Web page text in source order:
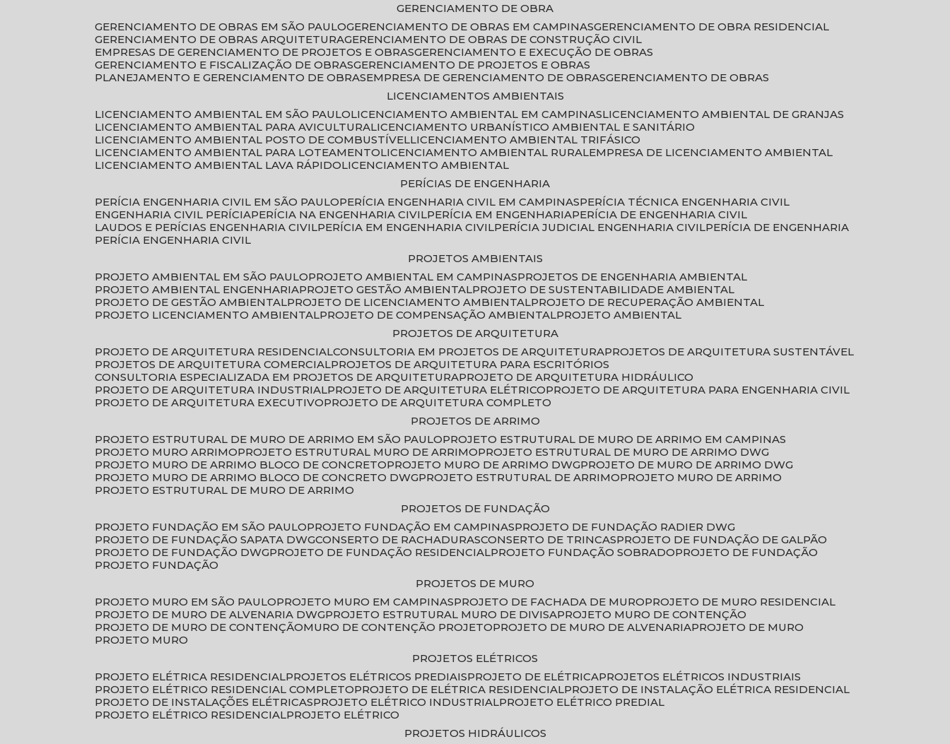
GERENCIAMENTO DE OBRA
GERENCIAMENTO DE OBRAS EM SÃO PAULO
GERENCIAMENTO DE OBRAS EM CAMPINAS
GERENCIAMENTO DE OBRA RESIDENCIAL
GERENCIAMENTO DE OBRAS ARQUITETURA
GERENCIAMENTO DE OBRAS DE CONSTRUÇÃO CIVIL
EMPRESAS DE GERENCIAMENTO DE PROJETOS E OBRAS
GERENCIAMENTO E EXECUÇÃO DE OBRAS
GERENCIAMENTO E FISCALIZAÇÃO DE OBRAS
GERENCIAMENTO DE PROJETOS E OBRAS
PLANEJAMENTO E GERENCIAMENTO DE OBRAS
EMPRESA DE GERENCIAMENTO DE OBRAS
GERENCIAMENTO DE OBRAS
LICENCIAMENTOS AMBIENTAIS
LICENCIAMENTO AMBIENTAL EM SÃO PAULO LICENCIAMENTO AMBIENTAL EM CAMPINAS LICENCIAMENTO AMBIENTAL DE GRANJAS
LICENCIAMENTO AMBIENTAL PARA AVICULTURA LICENCIAMENTO URBANÍSTICO AMBIENTAL E SANITÁRIO
LICENCIAMENTO AMBIENTAL POSTO DE COMBUSTÍVEL LICENCIAMENTO AMBIENTAL TRIFÁSICO
LICENCIAMENTO AMBIENTAL PARA LOTEAMENTO LICENCIAMENTO AMBIENTAL RURAL EMPRESA DE LICENCIAMENTO AMBIENTAL
LICENCIAMENTO AMBIENTAL LAVA RÁPIDO LICENCIAMENTO AMBIENTAL
PERÍCIAS DE ENGENHARIA
PERÍCIA ENGENHARIA CIVIL EM SÃO PAULO
PERÍCIA ENGENHARIA CIVIL EM CAMPINAS
PERÍCIA TÉCNICA ENGENHARIA CIVIL
ENGENHARIA CIVIL PERÍCIA
PERÍCIA NA ENGENHARIA CIVIL PERÍCIA EM ENGENHARIA
PERÍCIA DE ENGENHARIA CIVIL
LAUDOS E PERÍCIAS ENGENHARIA CIVIL
PERÍCIA EM ENGENHARIA CIVIL PERÍCIA JUDICIAL ENGENHARIA CIVIL
PERÍCIA DE ENGENHARIA
PERÍCIA ENGENHARIA CIVIL
PROJETOS AMBIENTAIS
PROJETO AMBIENTAL EM SÃO PAULO
PROJETO AMBIENTAL EM CAMPINAS
PROJETOS DE ENGENHARIA AMBIENTAL
PROJETO AMBIENTAL ENGENHARIA
PROJETO GESTÃO AMBIENTAL
PROJETO DE SUSTENTABILIDADE AMBIENTAL
PROJETO DE GESTÃO AMBIENTAL
PROJETO DE LICENCIAMENTO AMBIENTAL
PROJETO DE RECUPERAÇÃO AMBIENTAL
PROJETO LICENCIAMENTO AMBIENTAL
PROJETO DE COMPENSAÇÃO AMBIENTAL
PROJETO AMBIENTAL
PROJETOS DE ARQUITETURA
PROJETO DE ARQUITETURA RESIDENCIAL CONSULTORIA EM PROJETOS DE ARQUITETURA
PROJETOS DE ARQUITETURA SUSTENTÁVEL
PROJETOS DE ARQUITETURA COMERCIAL
PROJETOS DE ARQUITETURA PARA ESCRITÓRIOS
CONSULTORIA ESPECIALIZADA EM PROJETOS DE ARQUITETURA
PROJETO DE ARQUITETURA HIDRÁULICO
PROJETO DE ARQUITETURA INDUSTRIAL
PROJETO DE ARQUITETURA ELÉTRICO
PROJETO DE ARQUITETURA PARA ENGENHARIA CIVIL
PROJETO DE ARQUITETURA EXECUTIVO
PROJETO DE ARQUITETURA COMPLETO
PROJETOS DE ARRIMO
PROJETO ESTRUTURAL DE MURO DE ARRIMO EM SÃO PAULO
PROJETO ESTRUTURAL DE MURO DE ARRIMO EM CAMPINAS
PROJETO MURO ARRIMO
PROJETO ESTRUTURAL MURO DE ARRIMO
PROJETO ESTRUTURAL DE MURO DE ARRIMO DWG
PROJETO MURO DE ARRIMO BLOCO DE CONCRETO
PROJETO MURO DE ARRIMO DWG
PROJETO DE MURO DE ARRIMO DWG
PROJETO MURO DE ARRIMO BLOCO DE CONCRETO DWG
PROJETO ESTRUTURAL DE ARRIMO
PROJETO MURO DE ARRIMO
PROJETO ESTRUTURAL DE MURO DE ARRIMO
PROJETOS DE FUNDAÇÃO
PROJETO FUNDAÇÃO EM SÃO PAULO
PROJETO FUNDAÇÃO EM CAMPINAS
PROJETO DE FUNDAÇÃO RADIER DWG
PROJETO DE FUNDAÇÃO SAPATA DWG CONSERTO DE RACHADURAS CONSERTO DE TRINCAS
PROJETO DE FUNDAÇÃO DE GALPÃO
PROJETO DE FUNDAÇÃO DWG
PROJETO DE FUNDAÇÃO RESIDENCIAL PROJETO FUNDAÇÃO SOBRADO
PROJETO DE FUNDAÇÃO
PROJETO FUNDAÇÃO
PROJETOS DE MURO
PROJETO MURO EM SÃO PAULO
PROJETO MURO EM CAMPINAS PROJETO DE FACHADA DE MURO
PROJETO DE MURO RESIDENCIAL
PROJETO DE MURO DE ALVENARIA DWG
PROJETO ESTRUTURAL MURO DE DIVISA
PROJETO MURO DE CONTENÇÃO
PROJETO DE MURO DE CONTENÇÃO
MURO DE CONTENÇÃO PROJETO PROJETO DE MURO DE ALVENARIA
PROJETO DE MURO
PROJETO MURO
PROJETOS ELÉTRICOS
PROJETO ELÉTRICA RESIDENCIAL
PROJETOS ELÉTRICOS PREDIAIS PROJETO DE ELÉTRICA
PROJETOS ELÉTRICOS INDUSTRIAIS
PROJETO ELÉTRICO RESIDENCIAL COMPLETO
PROJETO DE ELÉTRICA RESIDENCIAL
PROJETO DE INSTALAÇÃO ELÉTRICA RESIDENCIAL
PROJETO DE INSTALAÇÕES ELÉTRICAS
PROJETO ELÉTRICO INDUSTRIAL
PROJETO ELÉTRICO PREDIAL
PROJETO ELÉTRICO RESIDENCIAL
PROJETO ELÉTRICO
PROJETOS HIDRÁULICOS